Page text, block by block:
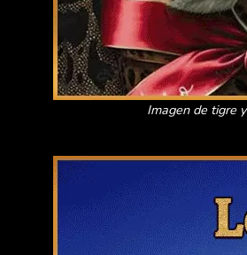
Imagen de tigre